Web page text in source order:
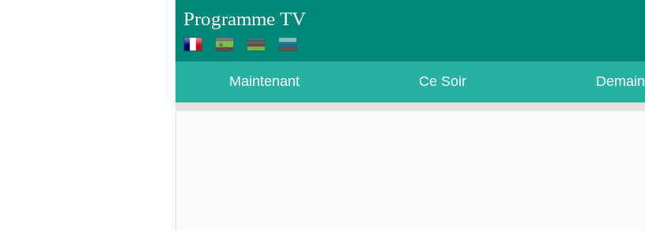
Programme TV
Maintenant Ce Soir Demain